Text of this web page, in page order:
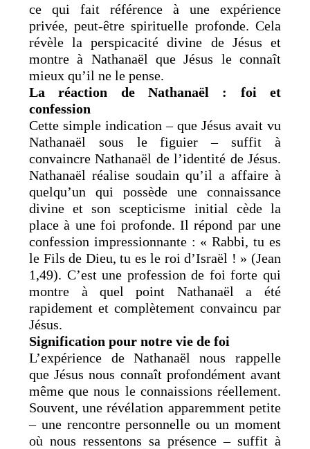
ce qui fait référence à une expérience
privée, peut-être spirituelle profonde. Cela
révèle la perspicacité divine de Jésus et
montre à Nathanaël que Jésus le connaît
mieux qu’il ne le pense.
La réaction de Nathanaël : foi et
confession
Cette simple indication – que Jésus avait vu
Nathanaël sous le figuier – suffit à
convaincre Nathanaël de l’identité de Jésus.
Nathanaël réalise soudain qu’il a affaire à
quelqu’un qui possède une connaissance
divine et son scepticisme initial cède la
place à une foi profonde. Il répond par une
confession impressionnante : « Rabbi, tu es
le Fils de Dieu, tu es le roi d’Israël ! » (Jean
1,49). C’est une profession de foi forte qui
montre à quel point Nathanaël a été
rapidement et complètement convaincu par
Jésus.
Signification pour notre vie de foi
L’expérience de Nathanaël nous rappelle
que Jésus nous connaît profondément avant
même que nous le connaissions réellement.
Souvent, une révélation apparemment petite
– une rencontre personnelle ou un moment
où nous ressentons sa présence – suffit à